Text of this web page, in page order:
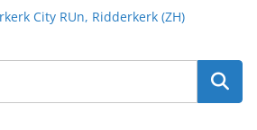
City RUn, Ridderkerk (ZH)